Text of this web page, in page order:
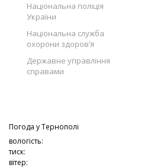
Національна поліція
України
Національна служба
охорони здоров’я
Державне управління
справами
Погода уТернополі
вологість:
тиск:
вітер: